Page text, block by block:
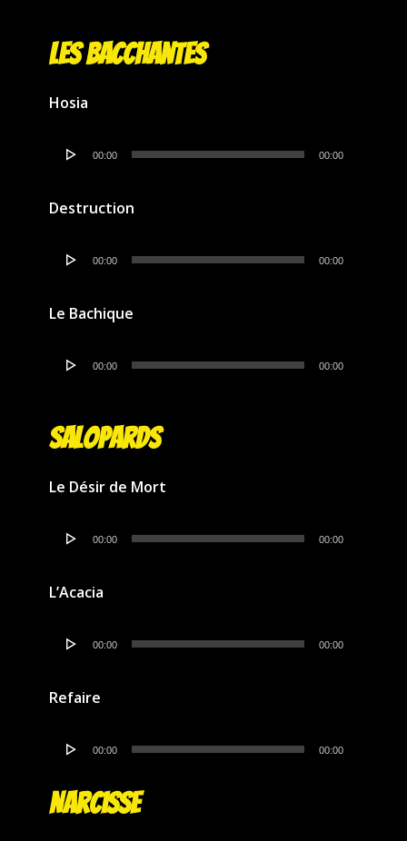
Les Bacchantes
Hosia
Lecteur
00:00 00:00
Destruction
Lecteur
00:00 00:00
Le Bachique
Lecteur
00:00 00:00
Salopards
Le Désir de Mort
Lecteur
00:00 00:00
L’Acacia
Lecteur
00:00 00:00
Refaire
Lecteur
00:00 00:00
Narcisse